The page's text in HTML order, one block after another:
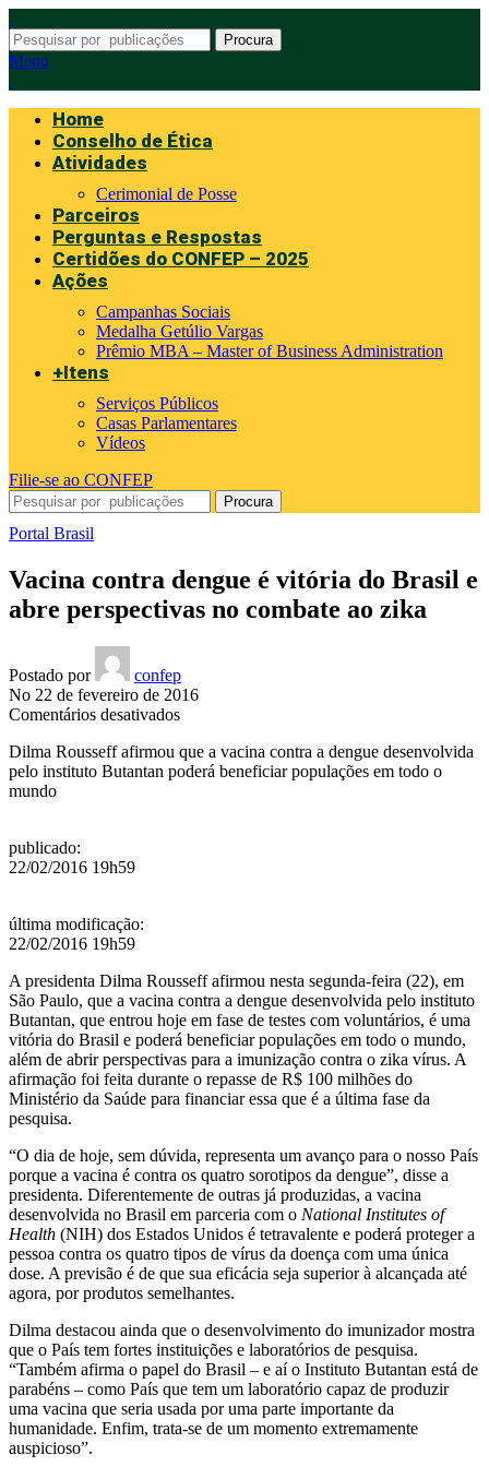
Procura
Menu
Home
Conselho de Ética
Atividades
Cerimonial de Posse
Parceiros
Perguntas e Respostas
Certidões do CONFEP – 2025
Ações
Campanhas Sociais
Medalha Getúlio Vargas
Prêmio MBA – Master of Business Administration
+Itens
Serviços Públicos
Casas Parlamentares
Vídeos
Filie-se ao CONFEP
Procura
Portal Brasil
Vacina contra dengue é vitória do Brasil e
abre perspectivas no combate ao zika
Postado por
confep
No 22 de fevereiro de 2016
Comentários desativadosem
contra
dengue
zika
Dilma Rousseff afirmou que a vacina contra a dengue desenvolvida
pelo instituto Butantan poderá beneficiar populações em todo o
mundo
publicado:
22/02/2016 19h59
última modificação:
22/02/2016 19h59
A presidenta Dilma Rousseff afirmou nesta segunda-feira (22), em
São Paulo, que a vacina contra a dengue desenvolvida pelo instituto
Butantan, que entrou hoje em fase de testes com voluntários, é uma
vitória do Brasil e poderá beneficiar populações em todo o mundo,
além de abrir perspectivas para a imunização contra o zika vírus. A
afirmação foi feita durante o repasse de R$ 100 milhões do
Ministério da Saúde para financiar essa que é a última fase da
pesquisa.
“O dia de hoje, sem dúvida, representa um avanço para o nosso País
porque a vacina é contra os quatro sorotipos da dengue”, disse a
presidenta. Diferentemente de outras já produzidas, a vacina
desenvolvida no Brasil em parceria com o National Institutes of
Health (NIH) dos Estados Unidos é tetravalente e poderá proteger a
pessoa contra os quatro tipos de vírus da doença com uma única
dose. A previsão é de que sua eficácia seja superior à alcançada até
agora, por produtos semelhantes.
Dilma destacou ainda que o desenvolvimento do imunizador mostra
que o País tem fortes instituições e laboratórios de pesquisa.
“Também afirma o papel do Brasil – e aí o Instituto Butantan está de
parabéns – como País que tem um laboratório capaz de produzir
uma vacina que seria usada por uma parte importante da
humanidade. Enfim, trata-se de um momento extremamente
auspicioso”.